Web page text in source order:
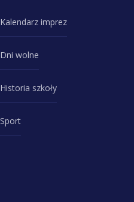
Kalendarz imprez
Dni wolne
Historia szkoły
Sport